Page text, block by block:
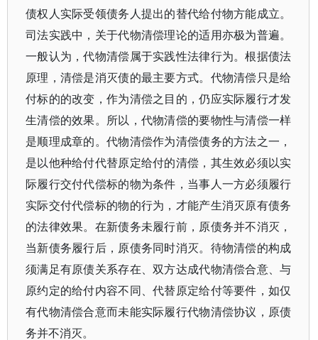
债权人实际受领债务人提出的替代给付物方能成立。
司法实践中，关于代物清偿理论的适用亦极为普遍。
一般认为，代物清偿属于实践性法律行为。根据债法
原理，清偿是消灭债的最主要方式。代物清偿只是给
付标的的改变，作为清偿之目的，仍应实际履行才发
生清偿的效果。所以，代物清偿的要物性与清偿一样
是顺理成章的。代物清偿作为清偿债务的方法之一，
是以他种给付代替原定给付的清偿，其生效必须以实
际履行交付代偿标的物为条件，当事人一方必须履行
实际交付代偿标的物的行为，才能产生消灭原有债务
的法律效果。在新债务未履行前，原债务并不消灭，
当新债务履行后，原债务同时消灭。待物清偿的构成
须满足有原债关系存在、双方达成代物清偿合意、与
原约定的给付内容不同、代替原定给付等要件，如仅
有代物清偿合意而未能实际履行代物清偿协议，原债
务并不消灭。